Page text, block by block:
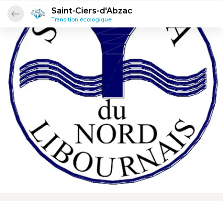
Saint-Ciers-d'Abzac
Transition écologique